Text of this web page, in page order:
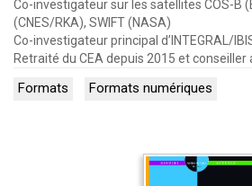
Co-investigateur sur les satellites COS-B
(CNES/RKA), SWIFT (NASA)
Co-investigateur principal d’INTEGRAL/
Retraité du CEA depuis 2015 et conseiller
Formats Formats numériques